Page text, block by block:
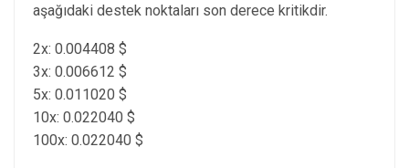
aşağıdaki destek noktaları son derece kritikdir.
2x: 0.004408 $
3x: 0.006612 $
5x: 0.011020 $
10x: 0.022040 $
100x: 0.022040 $